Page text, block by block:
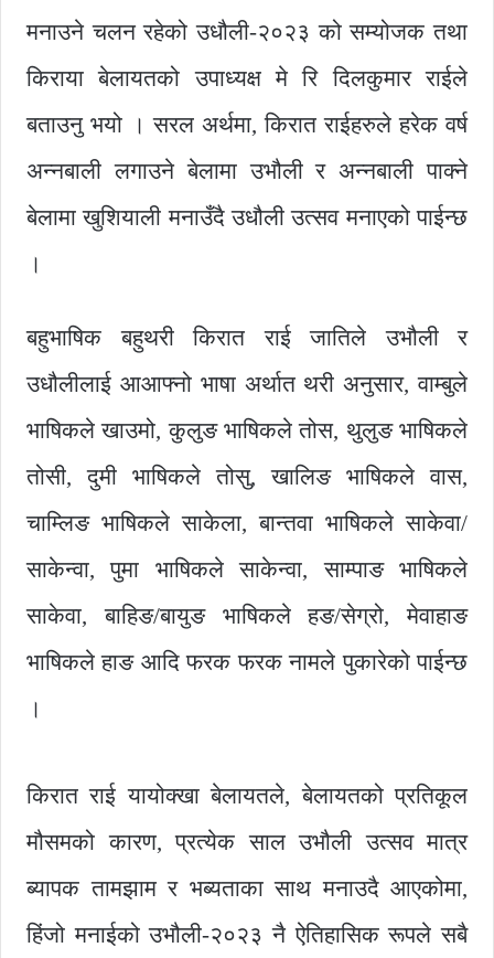
मनाउने चलन रहेको उधौली-२०२३ को सम्योजक तथा
किराया बेलायतको उपाध्यक्ष मे रि दिलकुमार राईले
बताउनु भयो । सरल अर्थमा, किरात राईहरुले हरेक वर्ष
अन्नबाली लगाउने बेलामा उभौली र अन्नबाली पाक्ने
बेलामा खुशियाली मनाउँदै उधौली उत्सव मनाएको पाईन्छ
।
बहुभाषिक बहुथरी किरात राई जातिले उभौली र
उधौलीलाई आआफ्नो भाषा अर्थात थरी अनुसार, वाम्बुले
भाषिकले खाउमो, कुलुङ भाषिकले तोस, थुलुङ भाषिकले
तोसी, दुमी भाषिकले तोसु, खालिङ भाषिकले वास,
चाम्लिङ भाषिकले साकेला, बान्तवा भाषिकले साकेवा/
साकेन्वा, पुमा भाषिकले साकेन्वा, साम्पाङ भाषिकले
साकेवा, बाहिङ/बायुङ भाषिकले हङ/सेग्रो, मेवाहाङ
भाषिकले हाङ आदि फरक फरक नामले पुकारेको पाईन्छ
।
किरात राई यायोक्खा बेलायतले, बेलायतको प्रतिकूल
मौसमको कारण, प्रत्येक साल उभौली उत्सव मात्र
ब्यापक तामझाम र भब्यताका साथ मनाउदै आएकोमा,
हिंजो मनाईको उभौली-२०२३ नै ऐतिहासिक रूपले सबै